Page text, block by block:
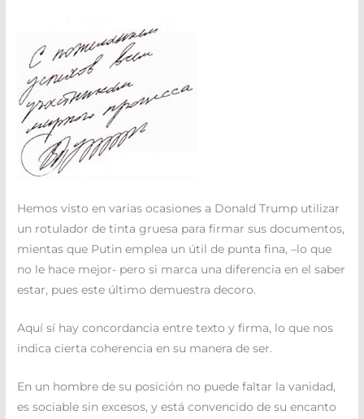
Hemos visto en varias ocasiones a Donald Trump utilizar
un rotulador de tinta gruesa para firmar sus documentos,
mientas que Putin emplea un útil de punta fina, –lo que
no le hace mejor- pero si marca una diferencia en el saber
estar, pues este último demuestra decoro.
Aquí sí hay concordancia entre texto y firma, lo que nos
indica cierta coherencia en su manera de ser.
En un hombre de su posición no puede faltar la vanidad,
es sociable sin excesos, y está convencido de su encanto